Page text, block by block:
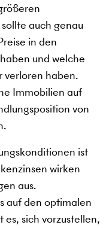
auch genau
in den
und welche
verloren haben.
Immobilien auf
von
ist
wirken
aus.
auf den optimalen
sich vorzustellen,